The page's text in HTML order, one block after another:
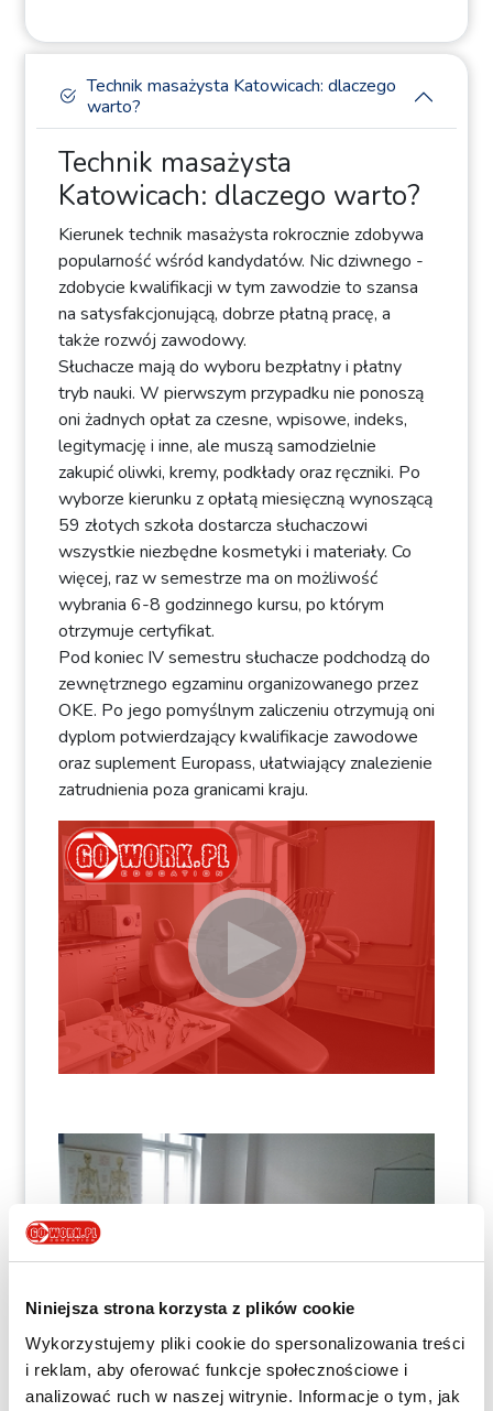
Niniejsza strona korzysta z plików cookie
Wykorzystujemy pliki cookie do spersonalizowania treści
i reklam, aby oferować funkcje społecznościowe i
analizować ruch w naszej witrynie. Informacje o tym, jak
Technik masażysta Katowicach: dlaczego
warto?
Technik masażysta
Katowicach: dlaczego warto?
Kierunek technik masażysta rokrocznie zdobywa
popularność wśród kandydatów. Nic dziwnego -
zdobycie kwalifikacji w tym zawodzie to szansa
na satysfakcjonującą, dobrze płatną pracę, a
także rozwój zawodowy.
Słuchacze mają do wyboru bezpłatny i płatny
tryb nauki. W pierwszym przypadku nie ponoszą
oni żadnych opłat za czesne, wpisowe, indeks,
legitymację i inne, ale muszą samodzielnie
zakupić oliwki, kremy, podkłady oraz ręczniki. Po
wyborze kierunku z opłatą miesięczną wynoszącą
59 złotych szkoła dostarcza słuchaczowi
wszystkie niezbędne kosmetyki i materiały. Co
więcej, raz w semestrze ma on możliwość
wybrania 6-8 godzinnego kursu, po którym
otrzymuje certyfikat.
Pod koniec IV semestru słuchacze podchodzą do
zewnętrznego egzaminu organizowanego przez
OKE. Po jego pomyślnym zaliczeniu otrzymują oni
dyplom potwierdzający kwalifikacje zawodowe
oraz suplement Europass, ułatwiający znalezienie
zatrudnienia poza granicami kraju.